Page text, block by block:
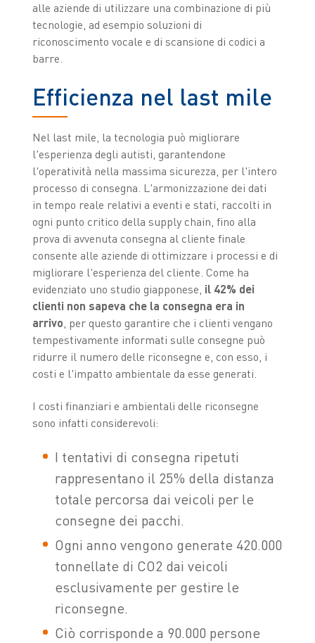
alle aziende di utilizzare una combinazione di più
tecnologie, ad esempio soluzioni di
riconoscimento vocale e di scansione di codici a
barre.
Efficienza nel last mile
Nel last mile, la tecnologia può migliorare
l'esperienza degli autisti, garantendone
l'operatività nella massima sicurezza, per l'intero
processo di consegna. L'armonizzazione dei dati
in tempo reale relativi a eventi e stati, raccolti in
ogni punto critico della supply chain, fino alla
prova di avvenuta consegna al cliente finale
consente alle aziende di ottimizzare i processi e di
migliorare l'esperienza del cliente. Come ha
evidenziato uno studio giapponese, il 42% dei
clienti non sapeva che la consegna era in
arrivo , per questo garantire che i clienti vengano
tempestivamente informati sulle consegne può
ridurre il numero delle riconsegne e, con esso, i
costi e l'impatto ambientale da esse generati.
I costi finanziari e ambientali delle riconsegne
sono infatti considerevoli:
I tentativi di consegna ripetuti
rappresentano il 25% della distanza
totale percorsa dai veicoli per le
consegne dei pacchi.
Ogni anno vengono generate 420.000
tonnellate di CO2 dai veicoli
esclusivamente per gestire le
riconsegne.
Ciò corrisponde a 90.000 persone